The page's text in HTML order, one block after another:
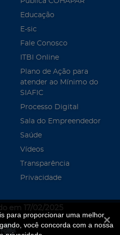
para proporcionar uma melhor
você concorda com a nossa
Educação
E-sic
Fale Conosco
ITBI Online
Plano de Ação para
atender ao Mínimo do
SIAFIC
Processo Digital
Sala do Empreendedor
Saúde
Vídeos
Transparência
Privacidade
em 17/02/2025